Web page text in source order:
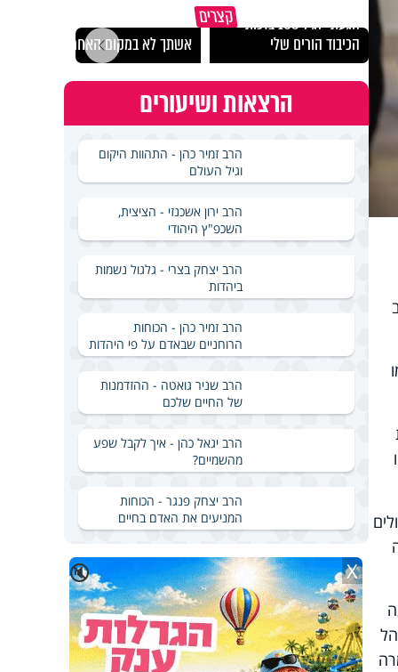
קצרים הגעתי לגיל 108 בזכות
הכיבוד הורים שלי
אשתך לא במקום האחרון
הרצאות ושיעורים
הרב זמיר כהן - התהוות היקום
וגיל העולם
הרב ירון אשכנזי - הציצית,
השכפ"ץ היהודי
הרב יצחק בצרי - גלגול נשמות
ביהדות
הרב זמיר כהן - הכוחות
הרוחניים שבאדם על פי היהדות
הרב שניר גואטה - ההזדמנות
של החיים שלכם
הרב יגאל כהן - איך לקבל שפע
מהשמיים?
הרב יצחק פנגר - הכוחות
המניעים את האדם בחיים
🔇 X